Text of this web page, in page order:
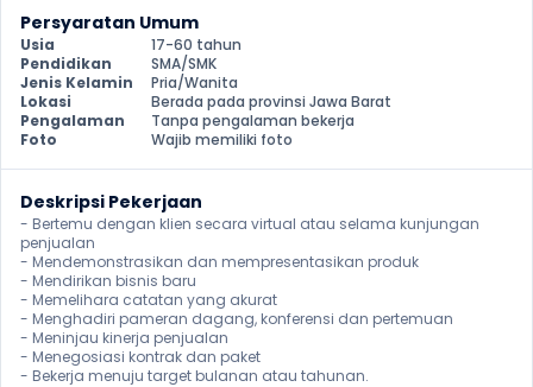
Persyaratan Umum
Usia
17-60 tahun
Pendidikan
SMA/SMK
Jenis Kelamin
Pria/Wanita
Lokasi
Berada pada provinsi Jawa Barat
Pengalaman
Tanpa pengalaman bekerja
Foto
Wajib memiliki foto
Deskripsi Pekerjaan
- Bertemu dengan klien secara virtual atau selama kunjungan
penjualan
- Mendemonstrasikan dan mempresentasikan produk
- Mendirikan bisnis baru
- Memelihara catatan yang akurat
- Menghadiri pameran dagang, konferensi dan pertemuan
- Meninjau kinerja penjualan
- Menegosiasi kontrak dan paket
- Bekerja menuju target bulanan atau tahunan.